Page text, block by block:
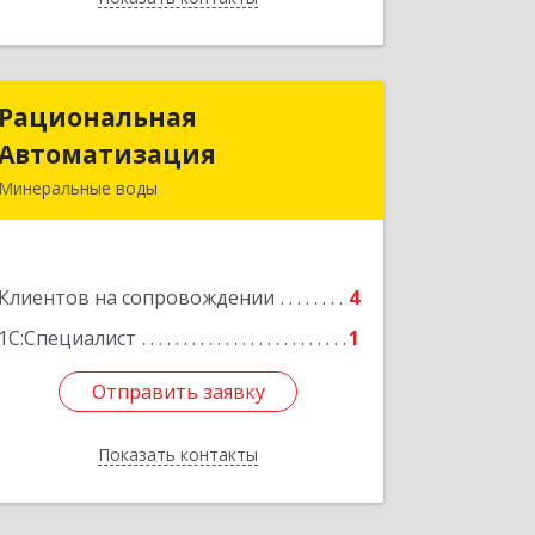
Рациональная
Минеральные воды
Клиентов на сопровождении
4
1С:Специалист
1
Отправить заявку
Показать контакты
Рациональная
Автоматизация
домовладение № 9, корпус 1
Отправить заявку
Назад